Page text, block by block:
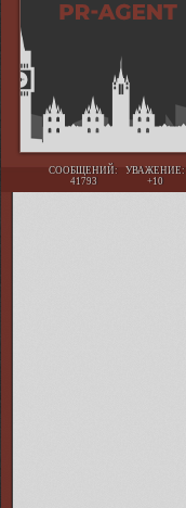
СООБЩЕНИЙ:
41793
УВАЖЕНИЕ:
+10